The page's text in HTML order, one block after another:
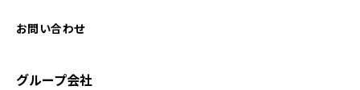
お問い合わせ
グループ会社